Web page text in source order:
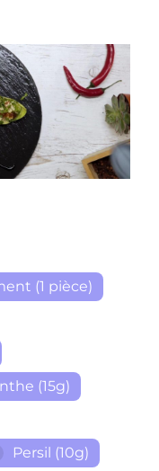
(1 pièce)
(15g)
Persil (10g)